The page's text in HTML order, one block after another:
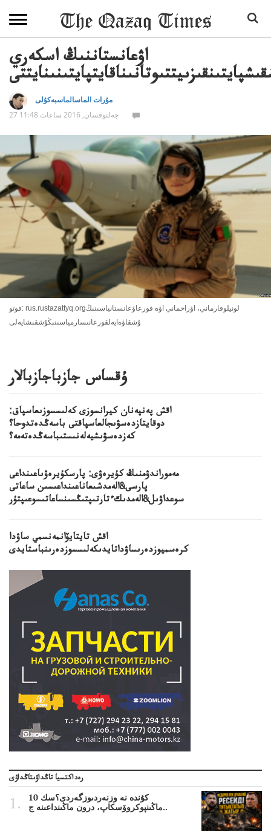
اۋعانستاننىڭ اسكەري
مۇرات الماسالماسبەكۇلى
27 جەلتوقسان, 2016 ساعات 11:48
فوتو: rus.rustazattyq.orgلونيلوفارماني، اۋراحماني اۋە قورعاۋعانستانياسىنىڭ
ۇشقاۋەايەلقورعانىسارمياسىنىڭۇشقىشايەلى
ۇقساس جازباجازبالار
اقش پەنپەنان كيرانسوزى كەلىسسوزىعاسپاق:
دوقايتازدەسۋىجالعاسپاقتى باسەڭدەتدوحا؟
كەزدەسۋىشيەلەنىستىباسەڭدەتەمە؟
مەموراندۋمنىڭ كۇيرەۋى: پارسكۇيرەۋىاعىنداعى
پارسى&الەمدشىعاناعىنداعىسىن ساعاتى
سوعداۋىل&الەمدىكءتارتىپتىڭسىنساعاتىسوعىپتۇر
اقش تايتايۆانمەنسمي ساۋدا
كرەسميوزدەرىساۋداتايدىكەلىسسوزدەرىنباستايدى
رەداكتسيا تاڭداۋىتاڭداۋى
10 كۇندە نە وزنەردىوزگەردى؟سك
ماڭىنپوكروۆسكاپ، درون ماڭىنداعىنە ج..